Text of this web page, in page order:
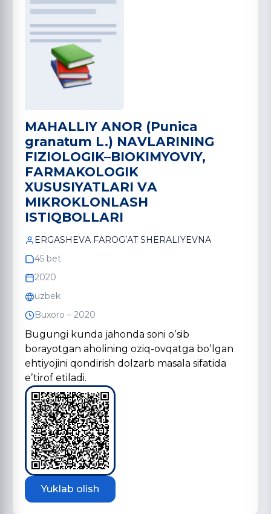
MАHАLLIY АNOR (Punica
granatum L.) NАVLАRINING
FIZIOLOGIK–BIOKIMYOVIY,
FАRMАKOLOGIK
XUSUSIYATLАRI VА
MIKROKLONLАSH
ISTIQBOLLАRI
ERGАSHEVА FАROGʼАT SHERАLIYEVNА
45 bet
2020
uzbek
Buxoro – 2020
Bugungi kunda jahonda soni oʼsib
borayotgan aholining oziq-ovqatga boʼlgan
ehtiyojini qondirish dolzarb masala sifatida
eʼtirof etiladi.
Yuklab olish